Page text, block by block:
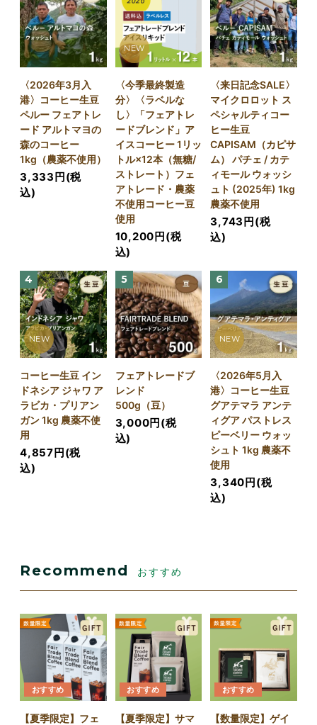
〈2026年3月入
港〉コーヒー生豆
ペルー フェアトレ
ード アルトマヨの
森のコーヒー
1kg（農薬不使用）
3,333円(税
込)
NEW
〈今季最終製造
分〉〈ラベルな
し〉「フェアトレ
ードブレンド」ア
イスコーヒー 1リッ
トル×12本（無糖/
ストレート）フェ
アトレード・農薬
不使用コーヒー豆
使用
10,200円(税
込)
〈来日記念SALE〉
マイクロロット ス
ペシャルティコー
ヒー生豆
CAPISAM（カピサ
ム） パチェ / カテ
ィモール ウォッシ
ュト (2025年) 1kg
農薬不使用
3,743円(税
込)
4
NEW
コーヒー生豆 イン
ドネシア ジャワ ア
ラビカ・プリアン
ガン 1kg 農薬不使
用
4,857円(税
込)
5
フェアトレードブ
レンド
500g（豆）
3,000円(税
込)
6
NEW
〈2026年5月入
港〉コーヒー生豆
グアテマラ アンテ
ィグア パストレス
ピーベリー ウォッ
シュト 1kg 農薬不
使用
3,340円(税
込)
Recommend おすすめ
おすすめ
【夏季限定】フェ
おすすめ
【夏季限定】サマ
おすすめ
【数量限定】ゲイ